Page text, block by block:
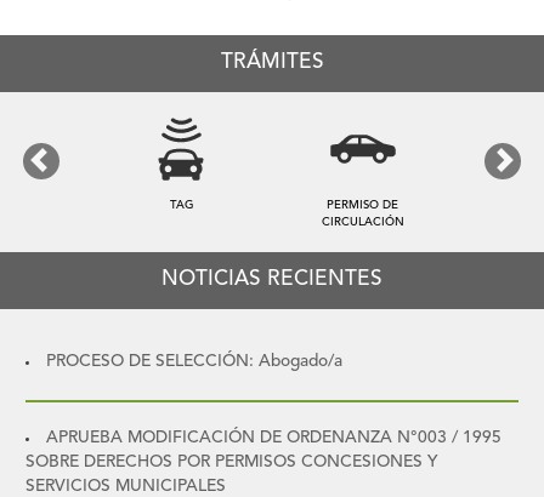
TRÁMITES
TARIFA DE ASEO PATENTES
Previous Next
NOTICIAS RECIENTES
PROCESO DE SELECCIÓN: Abogado/a
APRUEBA MODIFICACIÓN DE ORDENANZA N°003 / 1995
SOBRE DERECHOS POR PERMISOS CONCESIONES Y
SERVICIOS MUNICIPALES